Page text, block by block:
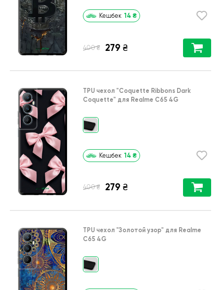
Кешбек 14 ₴
400 ₴ 279 ₴
TPU чехол "Coquette Ribbons Dark
Coquette" для Realme C65 4G
Кешбек 14 ₴
400 ₴ 279 ₴
TPU чехол "Золотой узор" для Realme
C65 4G